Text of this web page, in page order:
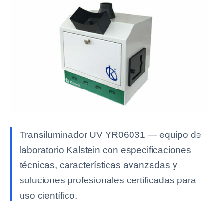
Transiluminador UV YR06031 — equipo de
laboratorio Kalstein con especificaciones
técnicas, características avanzadas y
soluciones profesionales certificadas para
uso científico.